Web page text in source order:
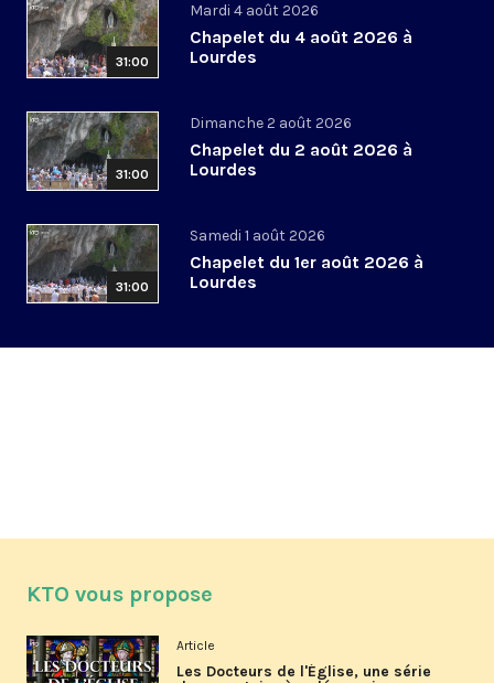
31:00
Mardi 4 août 2026
Chapelet du 4 août 2026 à
Lourdes
31:00
Dimanche 2 août 2026
Chapelet du 2 août 2026 à
Lourdes
31:00
Samedi 1 août 2026
Chapelet du 1er août 2026 à
Lourdes
KTO vous propose
Article
Les Docteurs de l'Église, une série